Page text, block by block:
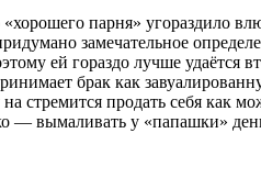
парня» угораздило
замечательное
ей гораздо лучше удаётся
брак как
стремится продать себя как
— вымаливать у «папашки»